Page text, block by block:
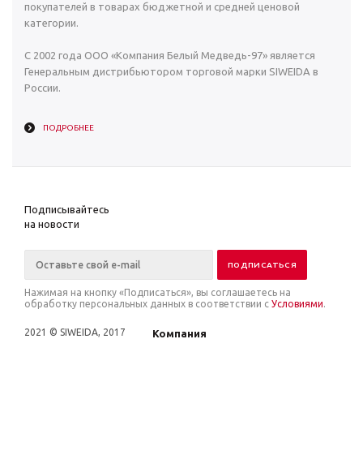
покупателей в товарах бюджетной и средней ценовой
категории.
С 2002 года ООО «Компания Белый Медведь-97» является
Генеральным дистрибьютором торговой марки SIWEIDA в
России.
ПОДРОБНЕЕ
Подписывайтесь
на новости
Нажимая на кнопку «Подписаться», вы соглашаетесь на
обработку персональных данных в соответствии с Условиями.
2021 © SIWEIDA, 2017 Компания